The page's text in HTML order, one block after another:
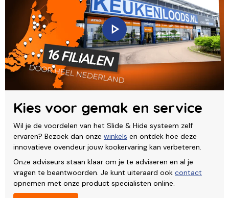
Kies voor gemak en service
Wil je de voordelen van het Slide & Hide systeem zelf
ervaren? Bezoek dan onze winkels en ontdek hoe deze
innovatieve ovendeur jouw kookervaring kan verbeteren.
Onze adviseurs staan klaar om je te adviseren en al je
vragen te beantwoorden. Je kunt uiteraard ook contact
opnemen met onze product specialisten online.